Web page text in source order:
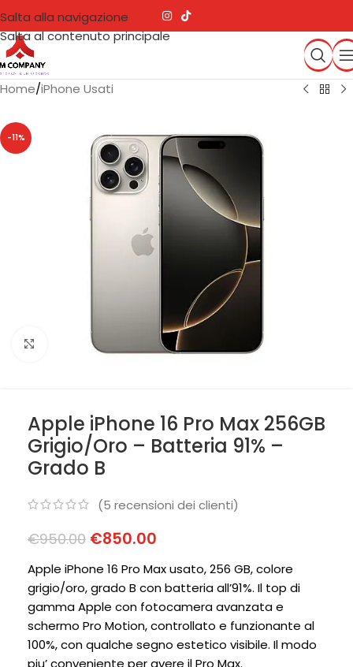
Salta alla navigazione
Salta al contenuto principale
Home/iPhone Usati
-11%
Clicca per ingrandire
Apple iPhone 16 Pro Max 256GB
Grigio/Oro – Batteria 91% –
Grado B
(5 recensioni dei clienti)
€950.00 €850.00
Apple iPhone 16 Pro Max usato, 256 GB, colore
grigio/oro, grado B con batteria all’91%. Il top di
gamma Apple con fotocamera avanzata e
schermo Pro Motion, controllato e funzionante al
100%, con qualche segno estetico visibile. Il modo